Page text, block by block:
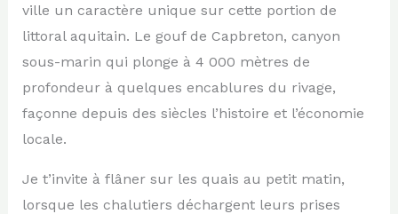
ville un caractère unique sur cette portion de
littoral aquitain. Le gouf de Capbreton, canyon
sous-marin qui plonge à 4 000 mètres de
profondeur à quelques encablures du rivage,
façonne depuis des siècles l’histoire et l’économie
locale.
Je t’invite à flâner sur les quais au petit matin,
lorsque les chalutiers déchargent leurs prises